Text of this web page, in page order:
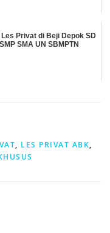
Les Privat di Beji Depok SD
SMP SMA UN SBMPTN
, LES PRIVAT ABK,